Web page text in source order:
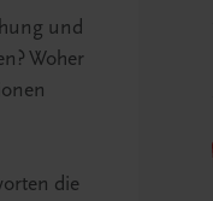
und
Woher
die